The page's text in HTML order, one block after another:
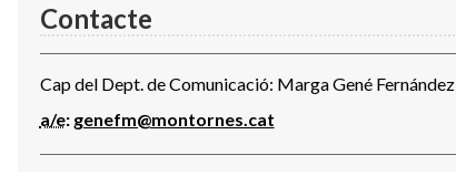
Contacte
Cap del Dept. de Comunicació: Marga Gené Fernández
a/e: genefm@montornes.cat